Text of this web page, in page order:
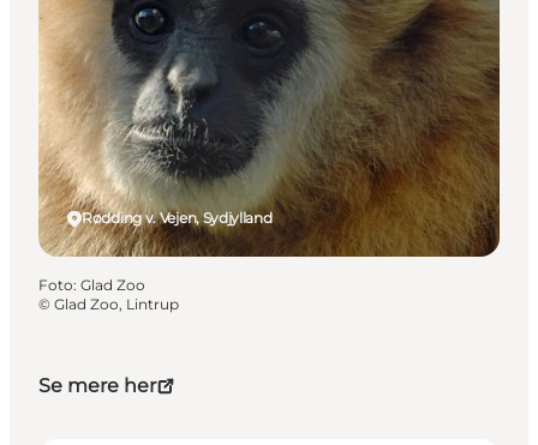
Se mere her
Rødding v. Vejen, Sydjylland
Foto: Glad Zoo
© Glad Zoo, Lintrup